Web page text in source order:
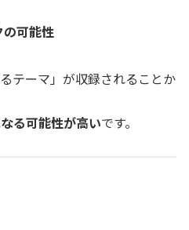
可能性
テーマ」が収録されることか
る可能性が高いです。